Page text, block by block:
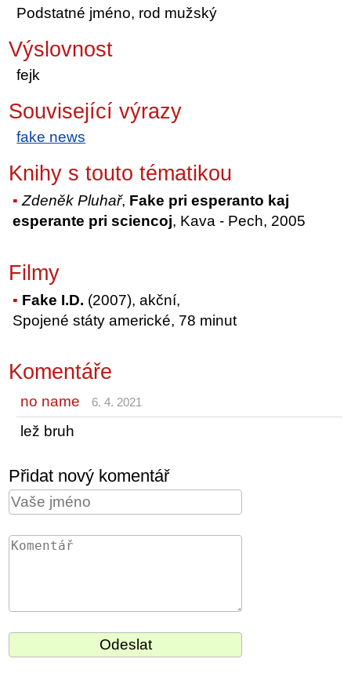
Podstatné jméno, rod mužský
Výslovnost
fejk
Související výrazy
fake news
Knihy s touto tématikou
Zdeněk Pluhař, Fake pri esperanto kaj
esperante pri sciencoj, Kava - Pech, 2005
Filmy
Fake I.D. (2007), akční,
Spojené státy americké, 78 minut
Komentáře
no name 6. 4. 2021
lež bruh
Přidat nový komentář